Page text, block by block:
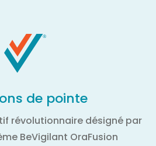
de pointe
révolutionnaire désigné par
BeVigilant OraFusion